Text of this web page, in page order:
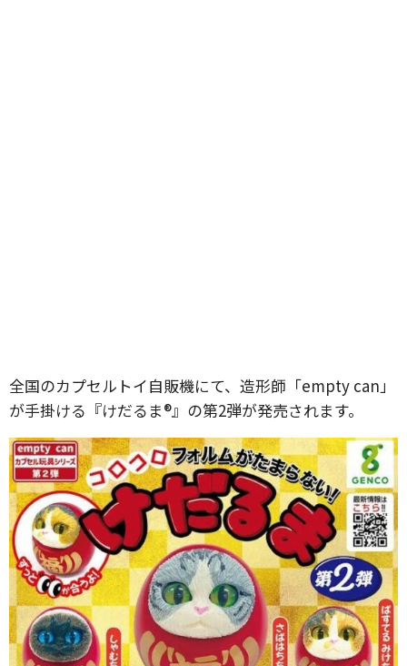
全国のカプセルトイ自販機にて、造形師「empty can」
が手掛ける『けだるま®』の第2弾が発売されます。